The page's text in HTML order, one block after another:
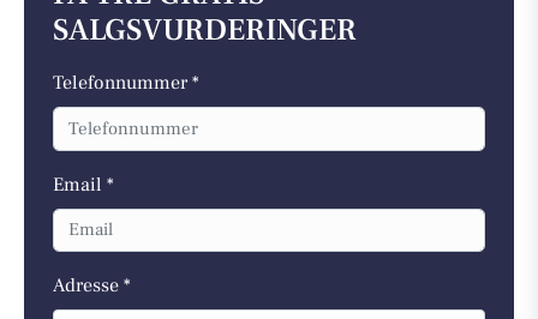
SALGSVURDERINGER
Telefonnummer *
Email *
Adresse *